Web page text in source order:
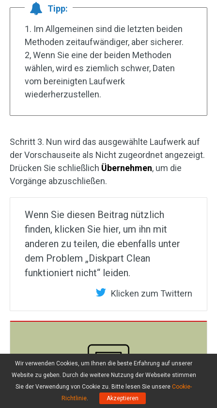
Tipp:
1. Im Allgemeinen sind die letzten beiden
Methoden zeitaufwändiger, aber sicherer.
2, Wenn Sie eine der beiden Methoden
wählen, wird es ziemlich schwer, Daten
vom bereinigten Laufwerk
wiederherzustellen.
Schritt 3. Nun wird das ausgewählte Laufwerk auf
der Vorschauseite als Nicht zugeordnet angezeigt.
Drücken Sie schließlich Übernehmen, um die
Vorgänge abzuschließen.
Wenn Sie diesen Beitrag nützlich
finden, klicken Sie hier, um ihn mit
anderen zu teilen, die ebenfalls unter
dem Problem „Diskpart Clean
funktioniert nicht“ leiden.
Klicken zum Twittern
Wir verwenden Cookies, um Ihnen die beste Erfahrung auf unserer
Website zu geben. Durch die weitere Nutzung der Webseite stimmen
Sie der Verwendung von Cookie zu. Bitte lesen Sie unsere Cookie-
Richtlinie. Akzeptieren